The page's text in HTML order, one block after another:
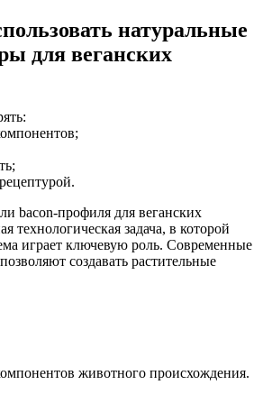
натуральные
для веганских
bacon-профиля для веганских
технологическая задача, в которой
играет ключевую роль. Современные
создавать растительные
животного происхождения.